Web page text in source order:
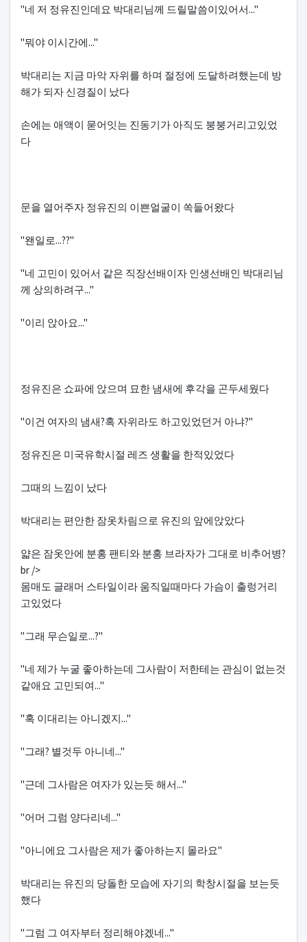
"네 저 정유진인데요 박대리님께 드릴말씀이있어서..."
"뭐야 이시간에..."
박대리는 지금 마악 자위를 하며 절정에 도달하려했는데 방
해가 되자 신경질이 났다
손에는 애액이 묻어잇는 진동기가 아직도 붕붕거리고있었
다
문을 열어주자 정유진의 이쁜얼굴이 쏙들어왔다
"왠일로...??"
"네 고민이 있어서 같은 직장선배이자 인생선배인 박대리님
께 상의하려구..."
"이리 앉아요..."
정유진은 쇼파에 앉으며 묘한 냄새에 후각을 곤두세웠다
"이건 여자의 냄새?혹 자위라도 하고있었던거 아냐?"
정유진은 미국유학시절 레즈 생활을 한적있었다
그때의 느낌이 났다
박대리는 편안한 잠옷차림으로 유진의 앞에앉았다
얇은 잠옷안에 분홍 팬티와 분홍 브라자가 그대로 비추어병?
br />
몸매도 글래머 스타일이라 움직일때마다 가슴이 출렁거리
고있었다
"그래 무슨일로...?"
"네 제가 누굴 좋아하는데 그사람이 저한테는 관심이 없는것
같애요 고민되여..."
"혹 이대리는 아니겠지..."
"그래? 별것두 아니네..."
"근데 그사람은 여자가 있는듯 해서..."
"어머 그럼 양다리네..."
"아니에요 그사람은 제가 좋아하는지 몰라요"
박대리는 유진의 당돌한 모습에 자기의 학창시절을 보는듯
했다
"그럼 그 여자부터 정리해야겠네..."